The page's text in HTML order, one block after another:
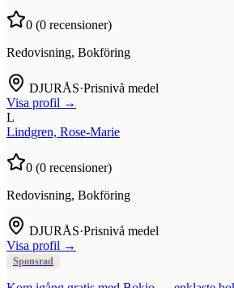
0 (0 recensioner)
Redovisning, Bokföring
DJURÅS·Prisnivå medel
Visa profil →
L
Lindgren, Rose-Marie
0 (0 recensioner)
Redovisning, Bokföring
DJURÅS·Prisnivå medel
Visa profil →
Sponsrad